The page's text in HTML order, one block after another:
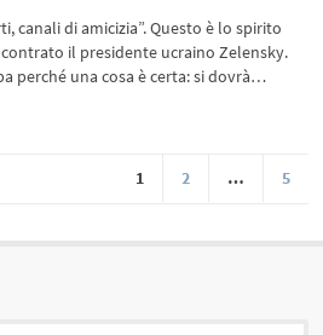
canali di amicizia”. Questo è lo spirito
il presidente ucraino Zelensky.
perché una cosa è certa: si dovrà…
1 2 … 5